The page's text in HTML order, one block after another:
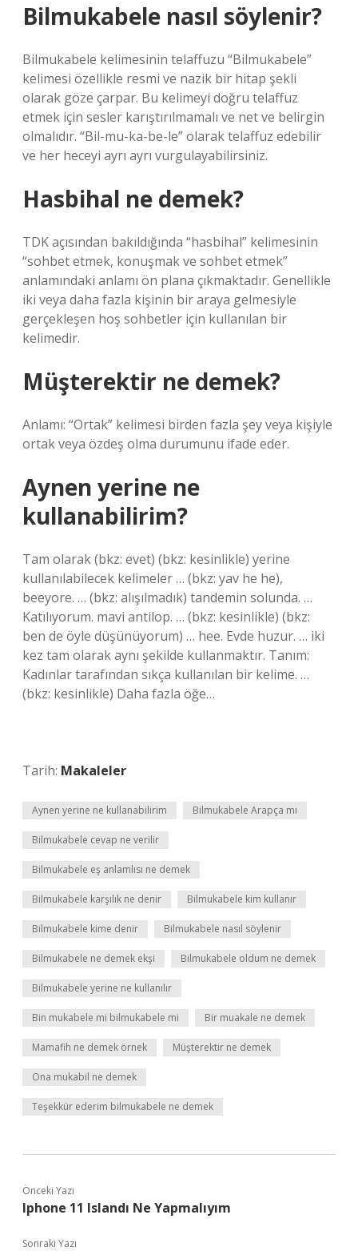
Bilmukabele nasıl söylenir?
Bilmukabele kelimesinin telaffuzu “Bilmukabele”
kelimesi özellikle resmi ve nazik bir hitap şekli
olarak göze çarpar. Bu kelimeyi doğru telaffuz
etmek için sesler karıştırılmamalı ve net ve belirgin
olmalıdır. “Bil-mu-ka-be-le” olarak telaffuz edebilir
ve her heceyi ayrı ayrı vurgulayabilirsiniz.
Hasbihal ne demek?
TDK açısından bakıldığında “hasbihal” kelimesinin
“sohbet etmek, konuşmak ve sohbet etmek”
anlamındaki anlamı ön plana çıkmaktadır. Genellikle
iki veya daha fazla kişinin bir araya gelmesiyle
gerçekleşen hoş sohbetler için kullanılan bir
kelimedir.
Müşterektir ne demek?
Anlamı: “Ortak” kelimesi birden fazla şey veya kişiyle
ortak veya özdeş olma durumunu ifade eder.
Aynen yerine ne
kullanabilirim?
Tam olarak (bkz: evet) (bkz: kesinlikle) yerine
kullanılabilecek kelimeler … (bkz: yav he he),
beeyore. … (bkz: alışılmadık) tandemin solunda. …
Katılıyorum. mavi antilop. … (bkz: kesinlikle) (bkz:
ben de öyle düşünüyorum) … hee. Evde huzur. … iki
kez tam olarak aynı şekilde kullanmaktır. Tanım:
Kadınlar tarafından sıkça kullanılan bir kelime. …
(bkz: kesinlikle) Daha fazla öğe…
Tarih: Makaleler
Aynen yerine ne kullanabilirim Bilmukabele Arapça mı
Bilmukabele cevap ne verilir
Bilmukabele eş anlamlısı ne demek
Bilmukabele karşılık ne denir Bilmukabele kim kullanır
Bilmukabele kime denir Bilmukabele nasıl söylenir
Bilmukabele ne demek ekşi Bilmukabele oldum ne demek
Bilmukabele yerine ne kullanılır
Bin mukabele mi bilmukabele mi Bir muakale ne demek
Mamafih ne demek örnek Müşterektir ne demek
Ona mukabil ne demek
Teşekkür ederim bilmukabele ne demek
Önceki Yazı
Iphone 11 Islandı Ne Yapmalıyım
Sonraki Yazı